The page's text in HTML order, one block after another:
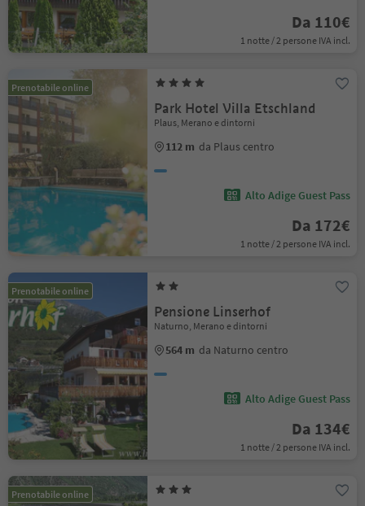
Da 110€
1 notte / 2 persone IVA incl.
Prenotabile online
Park Hotel Villa Etschland
Plaus, Merano e dintorni
112 m da Plaus centro
Alto Adige Guest Pass
Da 172€
1 notte / 2 persone IVA incl.
Prenotabile online
Pensione Linserhof
Naturno, Merano e dintorni
564 m da Naturno centro
Alto Adige Guest Pass
Da 134€
1 notte / 2 persone IVA incl.
Prenotabile online